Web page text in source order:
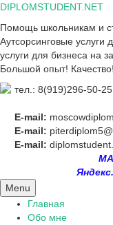
Skip
content
DIPLOMSTUDENT.NET
Помощь школьникам и
Аутсорсинговые услуги
услуги для бизнеса на
Большой опыт! Качество!
тел.: 8(919)296-50-
E-mail:
E-mail:
E-mail:
Menu
Главная
Обо мне